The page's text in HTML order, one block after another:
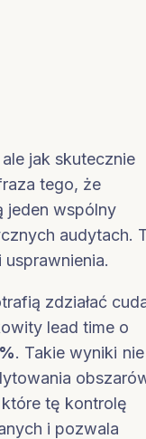
jak skutecznie
tego, że
jeden wspólny
audytach.
zdziałać
lead time o
. Takie wyniki nie
tę kontrolę
i pozwala